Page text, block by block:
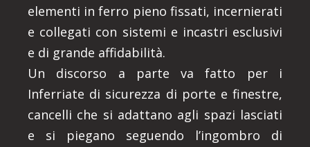
elementi in ferro pieno fissati, incernierati
e collegati con sistemi e incastri esclusivi
e di grande affidabilità.
Un discorso a parte va fatto per i
Inferriate di sicurezza di porte e finestre,
cancelli che si adattano agli spazi lasciati
e si piegano seguendo l’ingombro di